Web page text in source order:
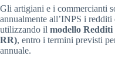
Gli artigiani e i commercianti
annualmente all’INPS i redditi
utilizzando il modello Redditi
RR), entro i termini previsti
annuale.